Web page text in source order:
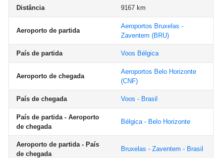
Distância 9167 km
Aeroporto de partida
Aeroportos Bruxelas -
Zaventem (BRU)
País de partida Voos Bélgica
Aeroporto de chegada
Aeroportos Belo Horizonte
(CNF)
País de chegada Voos - Brasil
País de partida - Aeroporto
de chegada
Bélgica - Belo Horizonte
Aeroporto de partida - País
de chegada
Bruxelas - Zaventem - Brasil